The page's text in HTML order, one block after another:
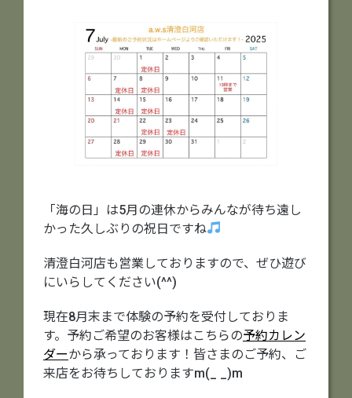
「海の日」は5月の連休からみんなが待ち遠し
かった久しぶりの祝日ですね
清澄白河店も営業しておりますので、ぜひ遊び
にいらしてください(^^)
現在8月末まで体験の予約を受付しておりま
す。予約ご希望のお客様はこちらの予約カレン
ダーから承っております！皆さまのご予約、ご
来店をお待ちしておりますm(_ _)m